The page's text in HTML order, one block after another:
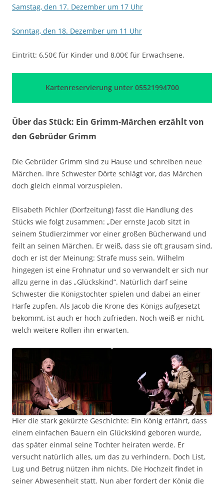
Samstag, den 17. Dezember um 17 Uhr
Sonntag, den 18. Dezember um 11 Uhr
Eintritt: 6,50€ für Kinder und 8,00€ für Erwachsene.
Kartenreservierung unter 05521994700
Über das Stück: Ein Grimm-Märchen erzählt von
den Gebrüder Grimm
Die Gebrüder Grimm sind zu Hause und schreiben neue
Märchen. Ihre Schwester Dörte schlägt vor, das Märchen
doch gleich einmal vorzuspielen.
Elisabeth Pichler (Dorfzeitung) fasst die Handlung des
Stücks wie folgt zusammen: „Der ernste Jacob sitzt in
seinem Studierzimmer vor einer großen Bücherwand und
feilt an seinen Märchen. Er weiß, dass sie oft grausam sind,
doch er ist der Meinung: Strafe muss sein. Wilhelm
hingegen ist eine Frohnatur und so verwandelt er sich nur
allzu gerne in das „Glückskind“. Natürlich darf seine
Schwester die Königstochter spielen und dabei an einer
Harfe zupfen. Als Jacob die Krone des Königs aufgesetzt
bekommt, ist auch er hoch zufrieden. Noch weiß er nicht,
welch weitere Rollen ihn erwarten.
Hier die stark gekürzte Geschichte: Ein König erfährt, dass
einem einfachen Bauern ein Glückskind geboren wurde,
das später einmal seine Tochter heiraten werde. Er
versucht natürlich alles, um das zu verhindern. Doch List,
Lug und Betrug nützen ihm nichts. Die Hochzeit findet in
seiner Abwesenheit statt. Nun aber fordert der König die